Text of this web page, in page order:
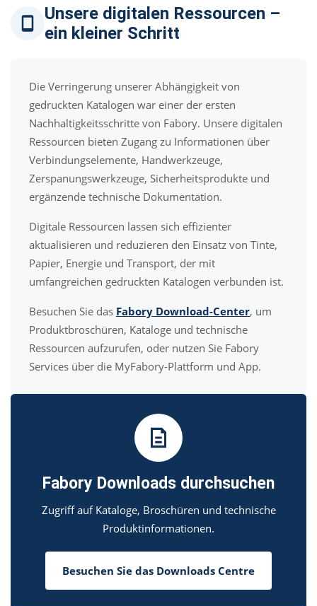
Unsere digitalen Ressourcen –
ein kleiner Schritt
Die Verringerung unserer Abhängigkeit von
gedruckten Katalogen war einer der ersten
Nachhaltigkeitsschritte von Fabory. Unsere digitalen
Ressourcen bieten Zugang zu Informationen über
Verbindungselemente, Handwerkzeuge,
Zerspanungswerkzeuge, Sicherheitsprodukte und
ergänzende technische Dokumentation.
Digitale Ressourcen lassen sich effizienter
aktualisieren und reduzieren den Einsatz von Tinte,
Papier, Energie und Transport, der mit
umfangreichen gedruckten Katalogen verbunden ist.
Besuchen Sie das Fabory Download-Center, um
Produktbroschüren, Kataloge und technische
Ressourcen aufzurufen, oder nutzen Sie Fabory
Services über die MyFabory-Plattform und App.
Fabory Downloads durchsuchen
Zugriff auf Kataloge, Broschüren und technische
Produktinformationen.
Besuchen Sie das Downloads Centre